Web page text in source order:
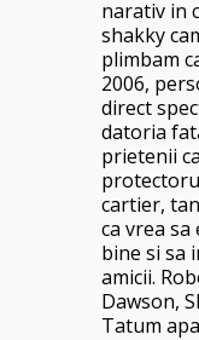
narativ in
shakky
plimbam
2006,
direct
datoria
prietenii
cartier,
ca vrea sa
bine si sa
amicii.
Dawson,
Tatum